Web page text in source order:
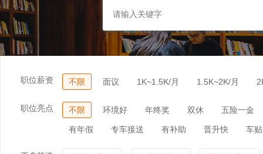
职位薪资 不限 面议 1K~1.5K/月 1.5K~2K/月
职位亮点 不限 环境好 年终奖 双休 五险一金
有年假 专车接送 有补助 晋升快 车贴